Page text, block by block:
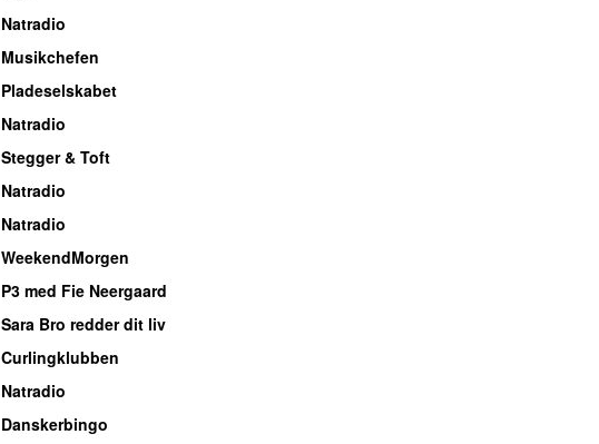
Natradio
Musikchefen
Pladeselskabet
Natradio
Stegger & Toft
Natradio
Natradio
WeekendMorgen
P3 med Fie Neergaard
Sara Bro redder dit liv
Curlingklubben
Natradio
Danskerbingo